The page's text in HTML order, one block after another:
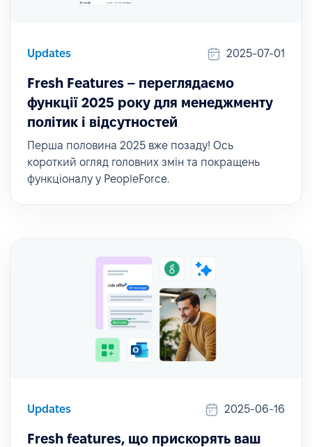
Updates 2025-07-01
Fresh Features – переглядаємо
функції 2025 року для менеджменту
політик і відсутностей
Перша половина 2025 вже позаду! Ось
короткий огляд головних змін та покращень
функціоналу у PeopleForce.
Updates 2025-06-16
Fresh features, що прискорять ваш